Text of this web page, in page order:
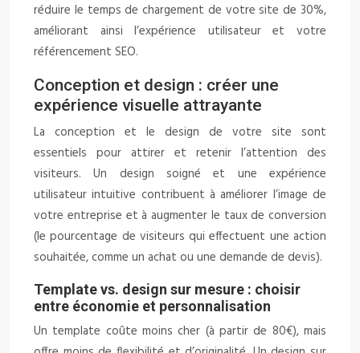
réduire le temps de chargement de votre site de 30%,
améliorant ainsi l’expérience utilisateur et votre
référencement SEO.
Conception et design : créer une
expérience visuelle attrayante
La conception et le design de votre site sont
essentiels pour attirer et retenir l’attention des
visiteurs. Un design soigné et une expérience
utilisateur intuitive contribuent à améliorer l’image de
votre entreprise et à augmenter le taux de conversion
(le pourcentage de visiteurs qui effectuent une action
souhaitée, comme un achat ou une demande de devis).
Template vs. design sur mesure : choisir
entre économie et personnalisation
Un template coûte moins cher (à partir de 80€), mais